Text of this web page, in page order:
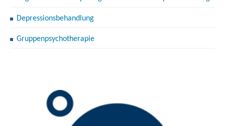
Depressionsbehandlung
Gruppenpsychotherapie